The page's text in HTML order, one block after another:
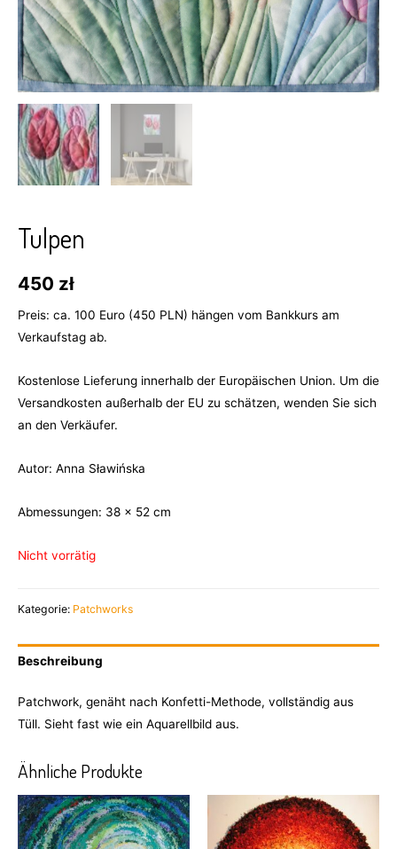
Tulpen
450 zł
Preis: ca. 100 Euro (450 PLN) hängen vom Bankkurs am
Verkaufstag ab.
Kostenlose Lieferung innerhalb der Europäischen Union. Um die
Versandkosten außerhalb der EU zu schätzen, wenden Sie sich
an den Verkäufer.
Autor: Anna Sławińska
Abmessungen: 38 x 52 cm
Nicht vorrätig
Kategorie: Patchworks
Beschreibung
Patchwork, genäht nach Konfetti-Methode, vollständig aus
Tüll. Sieht fast wie ein Aquarellbild aus.
Ähnliche Produkte